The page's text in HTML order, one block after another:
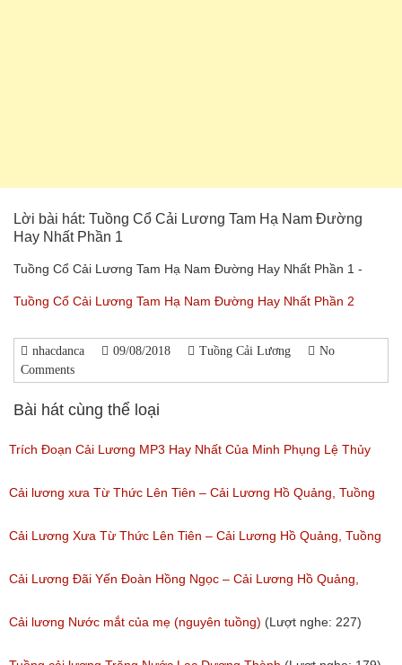
Lời bài hát: Tuồng Cổ Cải Lương Tam Hạ Nam Đường
Hay Nhất Phần 1
Tuồng Cổ Cải Lương Tam Hạ Nam Đường Hay Nhất Phần 1 -
Tuồng Cổ Cải Lương Tam Hạ Nam Đường Hay Nhất Phần 2
nhacdanca 09/08/2018 Tuồng Cải Lương
No
Comments
Bài hát cùng thể loại
Trích Đoạn Cải Lương MP3 Hay Nhất Của Minh Phụng Lệ Thủy
Phần 1
(Lượt nghe: 11,534)
Cải lương xưa Từ Thức Lên Tiên – Cải Lương Hồ Quảng, Tuồng
Cổ
(Lượt nghe: 259)
Cải Lương Xưa Từ Thức Lên Tiên – Cải Lương Hồ Quảng, Tuồng
Cổ
(Lượt nghe: 505)
Cải Lương Đãi Yến Đoàn Hồng Ngọc – Cải Lương Hồ Quảng,
Tuồng Cổ
Cải lương Nước mắt của mẹ (nguyên tuồng) (Lượt nghe: 227)